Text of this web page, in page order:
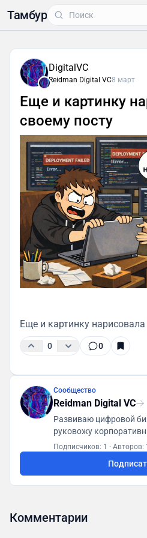
Тамбур
DigitalVC
Reidman Digital VC8 март
Еще и картинку
своему посту
Еще и картинку нарисовала
0 0
Сообщество
Reidman Digital VC
Развиваю цифровой
руковожу
XTech, вхожу в совет
#старапы #технологии
@DReidman
Подписчиков: 1 · Авторов:
Комментарии